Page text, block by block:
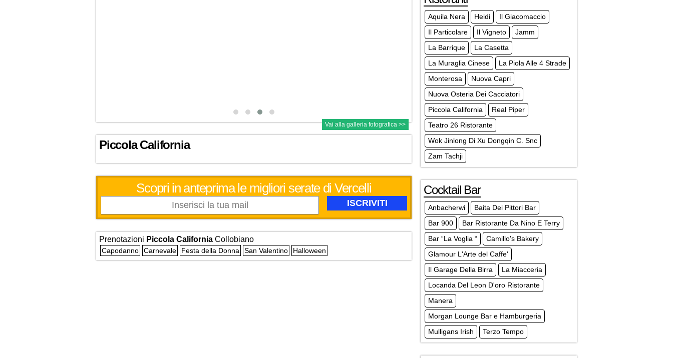
Vai alla galleria fotografica >>
Piccola California
Scopri in anteprima le migliori serate di Vercelli
Prenotazioni Piccola California Collobiano
Capodanno Carnevale Festa della Donna San Valentino Halloween
Aquila Nera Heidi
Il Giacomaccio
Il Particolare
Il Vigneto
Jamm
La Barrique
La Casetta
La Muraglia Cinese
La Piola Alle 4 Strade
Monterosa
Nuova Capri
Nuova Osteria Dei Cacciatori
Piccola California
Real Piper
Teatro 26 Ristorante
Wok Jinlong Di Xu Dongqin C. Snc
Zam Tachji
Cocktail Bar
Anbacherwi
Baita Dei Pittori Bar
Bar 900
Bar Ristorante Da Nino E Terry
Bar “La Voglia “
Camillo's Bakery
Glamour L'Arte del Caffe'
Il Garage Della Birra
La Miacceria
Locanda Del Leon D'oro Ristorante
Manera
Morgan Lounge Bar e Hamburgeria
Mulligans Irish
Terzo Tempo